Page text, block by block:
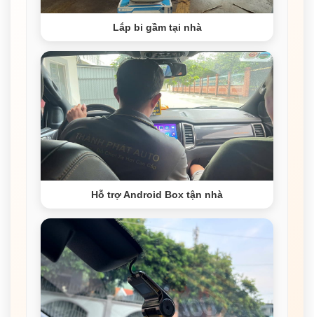
Lắp bi gầm tại nhà
Hỗ trợ Android Box tận nhà